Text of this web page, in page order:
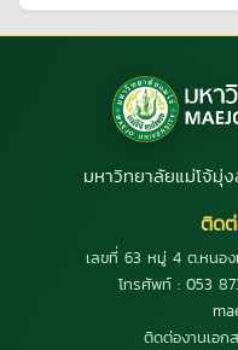
มหาวิทยาลัยแม่โจ้มุ่
ติด
เลขที่ 63 หมู่ 4 ต.หนอ
โทรศัพท์ : 053
ติดต่องานเอก